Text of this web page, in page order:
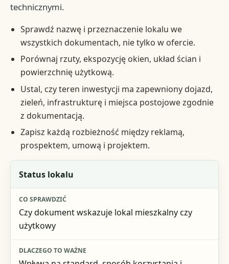
technicznymi.
Sprawdź nazwę i przeznaczenie lokalu we
wszystkich dokumentach, nie tylko w ofercie.
Porównaj rzuty, ekspozycję okien, układ ścian i
powierzchnię użytkową.
Ustal, czy teren inwestycji ma zapewniony dojazd,
zieleń, infrastrukturę i miejsca postojowe zgodnie
z dokumentacją.
Zapisz każdą rozbieżność między reklamą,
prospektem, umową i projektem.
Element
Co sprawdzić
Dlaczego to ważne
Ryzyko przy braku weryfikacji
Status lokalu
Czy dokument wskazuje lokal mieszkalny czy
użytkowy